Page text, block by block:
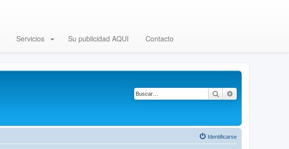
Servicios Su publicidad AQUI Contacto
Buscar
Identificarse